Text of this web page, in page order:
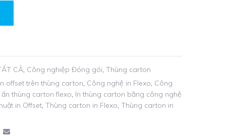
CẢ, Công nghiệp Đóng gói, Thùng carton
offset trên thùng carton, Công nghệ in Flexo, Công
ấn thùng carton flexo, In thùng carton bằng công nghệ
in Offset, Thùng carton in Flexo, Thùng carton in